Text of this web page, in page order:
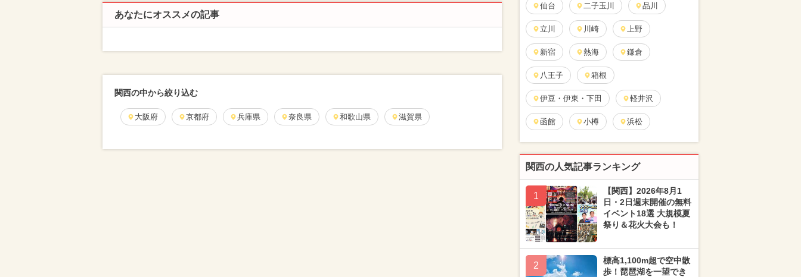
あなたにオススメの記事
関西の中から絞り込む
大阪府 京都府 兵庫県 奈良県 和歌山県 滋賀県
仙台 二子玉川 品川
立川 川崎 上野
新宿 熱海 鎌倉
八王子 箱根
伊豆・伊東・下田 軽井沢
函館 小樽 浜松
関西の人気記事ランキング
1
【関西】2026年8月1
日・2日週末開催の無料
イベント18選 大規模夏
祭り＆花火大会も！
2
標高1,100m超で空中散
歩！琵琶湖を一望でき